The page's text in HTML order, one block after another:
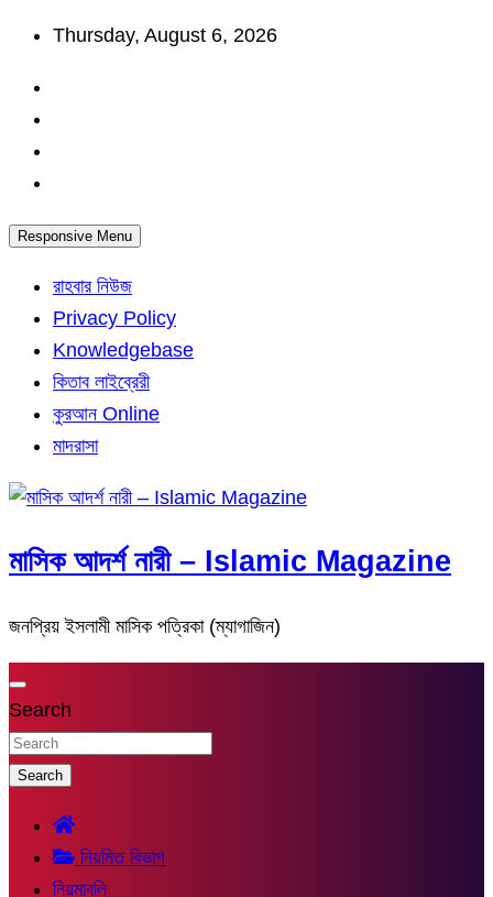
Skip
content
Thursday, August 6, 2026
Responsive Menu
রাহবার নিউজ
Privacy Policy
Knowledgebase
কিতাব লাইব্রেরী
কুরআন Online
মাদরাসা
মাসিক আদর্শ নারী – Islamic Magazine
জনপ্রিয় ইসলামী মাসিক পত্রিকা (ম্যাগাজিন)
Search
Search
নিয়মিত বিভাগ
নিয়মাবলি